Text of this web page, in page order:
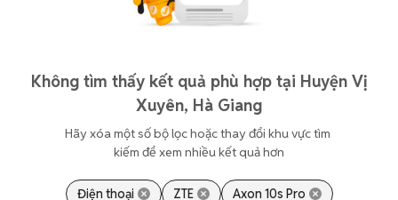
Không tìm thấy kết quả phù hợp tại Huyện Vị
Xuyên, Hà Giang
Hãy xóa một số bộ lọc hoặc thay đổi khu vực tìm
kiếm để xem nhiều kết quả hơn
Điện thoại ZTE Axon 10s Pro